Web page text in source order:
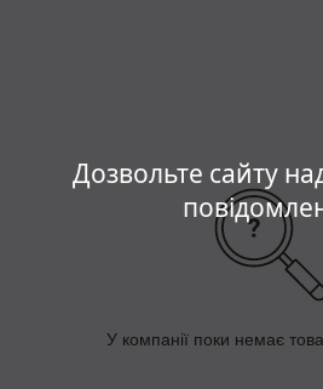
Дозвольте сайту
У компанії поки немає